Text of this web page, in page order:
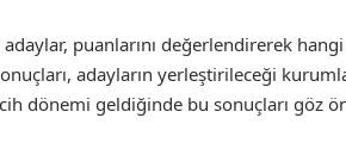
puanlarını değerlendirerek
adayların yerleştirileceği
dönemi geldiğinde bu sonuçları göz